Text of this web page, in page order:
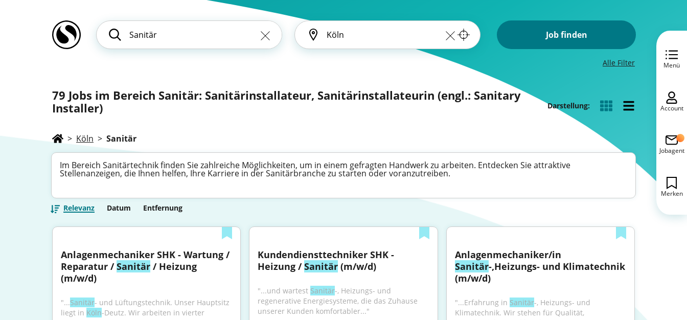
Job finden
Alle Filter
79 Jobs im Bereich Sanitär: Sanitärinstallateur, Sanitärinstallateurin (engl.: Sanitary
Installer)
Darstellung:
> Köln > Sanitär
Im Bereich Sanitärtechnik finden Sie zahlreiche Möglichkeiten, um in einem gefragten Handwerk zu arbeiten. Entdecken Sie attraktive
Stellenanzeigen, die Ihnen helfen, Ihre Karriere in der Sanitärbranche zu starten oder voranzutreiben.
Relevanz Datum Entfernung
Anlagenmechaniker SHK - Wartung /
Reparatur / Sanitär / Heizung
(m/w/d)
"...Sanitär- und Lüftungstechnik. Unser Hauptsitz
liegt in Köln-Deutz. Wir arbeiten in vierter
Kundendiensttechniker SHK -
Heizung / Sanitär (m/w/d)
"...und wartest Sanitär-, Heizungs- und
regenerative Energiesysteme, die das Zuhause
unserer Kunden komfortabler..."
Sanitär-,Heizungs- und Klimatechnik
(m/w/d)
"...Erfahrung in Sanitär-, Heizungs- und
Klimatechnik. Wir stehen für Qualität,
Menü
Account
Jobagent
Merken